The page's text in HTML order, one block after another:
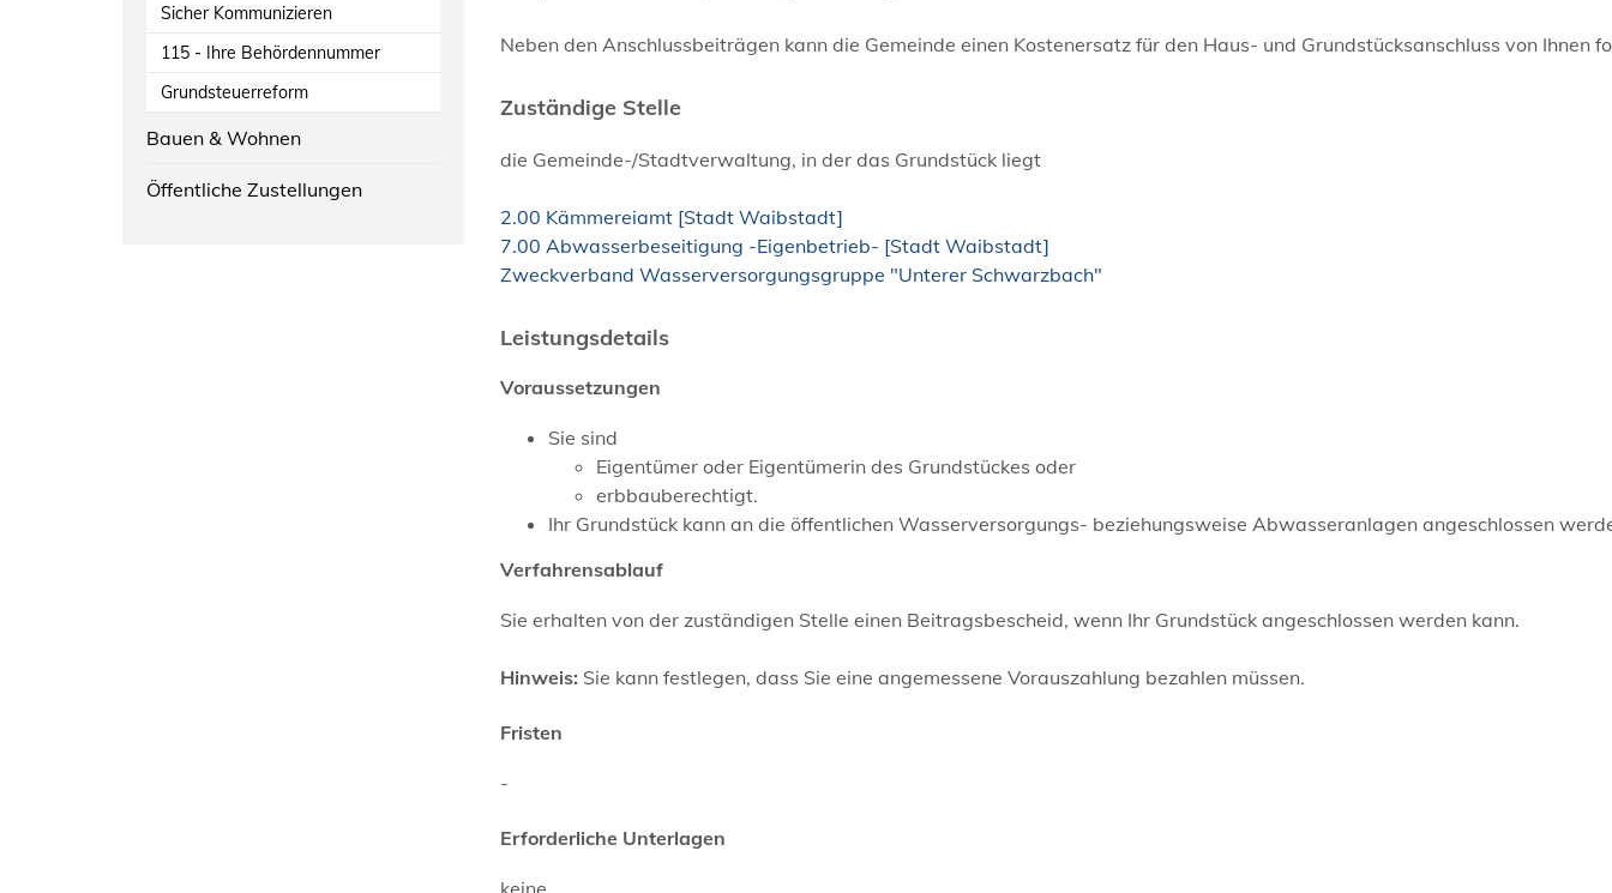
Sicher Kommunizieren
115 - Ihre Behördennummer
Grundsteuerreform
Bauen & Wohnen
Öffentliche Zustellungen
Neben den Anschlussbeiträgen kann die Gemeinde einen Kostenersatz für den Haus- und Grundstücksanschluss von Ihnen
Zuständige Stelle
die Gemeinde-/Stadtverwaltung, in der das Grundstück liegt
2.00 Kämmereiamt [Stadt Waibstadt]
7.00 Abwasserbeseitigung -Eigenbetrieb- [Stadt Waibstadt]
Zweckverband Wasserversorgungsgruppe "Unterer Schwarzbach"
Leistungsdetails
Voraussetzungen
Sie sind
Eigentümer oder Eigentümerin des Grundstückes oder
erbbauberechtigt.
Ihr Grundstück kann an die öffentlichen Wasserversorgungs- beziehungsweise Abwasseranlagen angeschlossen
Verfahrensablauf
Sie erhalten von der zuständigen Stelle einen Beitragsbescheid, wenn Ihr Grundstück angeschlossen werden kann.
Hinweis: Sie kann festlegen, dass Sie eine angemessene Vorauszahlung bezahlen müssen.
Fristen
-
Erforderliche Unterlagen
keine